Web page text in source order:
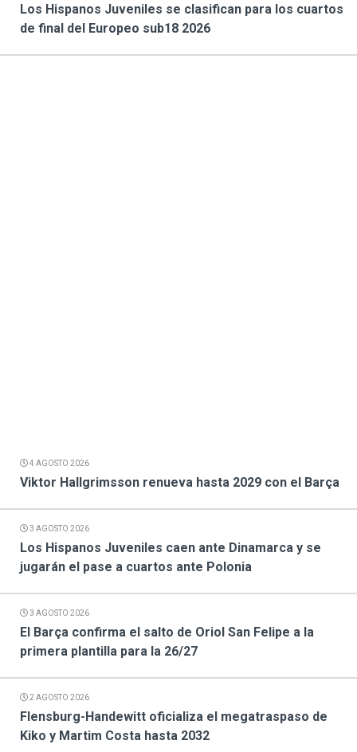
Los Hispanos Juveniles se clasifican para los cuartos
de final del Europeo sub18 2026
4 AGOSTO 2026
Viktor Hallgrimsson renueva hasta 2029 con el Barça
3 AGOSTO 2026
Los Hispanos Juveniles caen ante Dinamarca y se
jugarán el pase a cuartos ante Polonia
3 AGOSTO 2026
El Barça confirma el salto de Oriol San Felipe a la
primera plantilla para la 26/27
2 AGOSTO 2026
Flensburg-Handewitt oficializa el megatraspaso de
Kiko y Martim Costa hasta 2032